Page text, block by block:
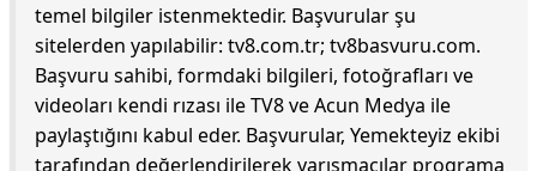
temel bilgiler istenmektedir. Başvurular şu
sitelerden yapılabilir: tv8.com.tr; tv8basvuru.com.
Başvuru sahibi, formdaki bilgileri, fotoğrafları ve
videoları kendi rızası ile TV8 ve Acun Medya ile
paylaştığını kabul eder. Başvurular, Yemekteyiz ekibi
tarafından değerlendirilerek yarışmacılar programa